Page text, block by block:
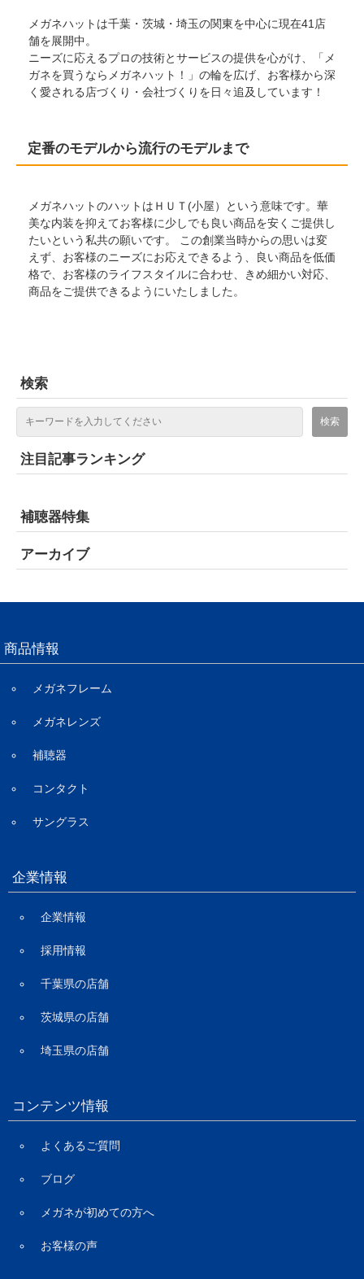
メガネハットは千葉・茨城・埼玉の関東を中心に現在41店
舗を展開中。
ニーズに応えるプロの技術とサービスの提供を心がけ、「メ
ガネを買うならメガネハット！」の輪を広げ、お客様から深
く愛される店づくり・会社づくりを日々追及しています！
定番のモデルから流行のモデルまで
メガネハットのハットはＨＵＴ(小屋）という意味です。華
美な内装を抑えてお客様に少しでも良い商品を安くご提供し
たいという私共の願いです。 この創業当時からの思いは変
えず、お客様のニーズにお応えできるよう、良い商品を低価
格で、お客様のライフスタイルに合わせ、きめ細かい対応、
商品をご提供できるようにいたしました。
検索
注目記事ランキング
補聴器特集
アーカイブ
商品情報
メガネフレーム
メガネレンズ
補聴器
コンタクト
サングラス
企業情報
企業情報
採用情報
千葉県の店舗
茨城県の店舗
埼玉県の店舗
コンテンツ情報
よくあるご質問
ブログ
メガネが初めての方へ
お客様の声